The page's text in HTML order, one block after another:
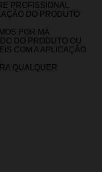
PROFISSIONAL
DO PRODUTO
POR MÁ
DO PRODUTO OU
COM A APLICAÇÃO
QUALQUER